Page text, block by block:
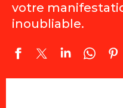
votre
inoubliable.